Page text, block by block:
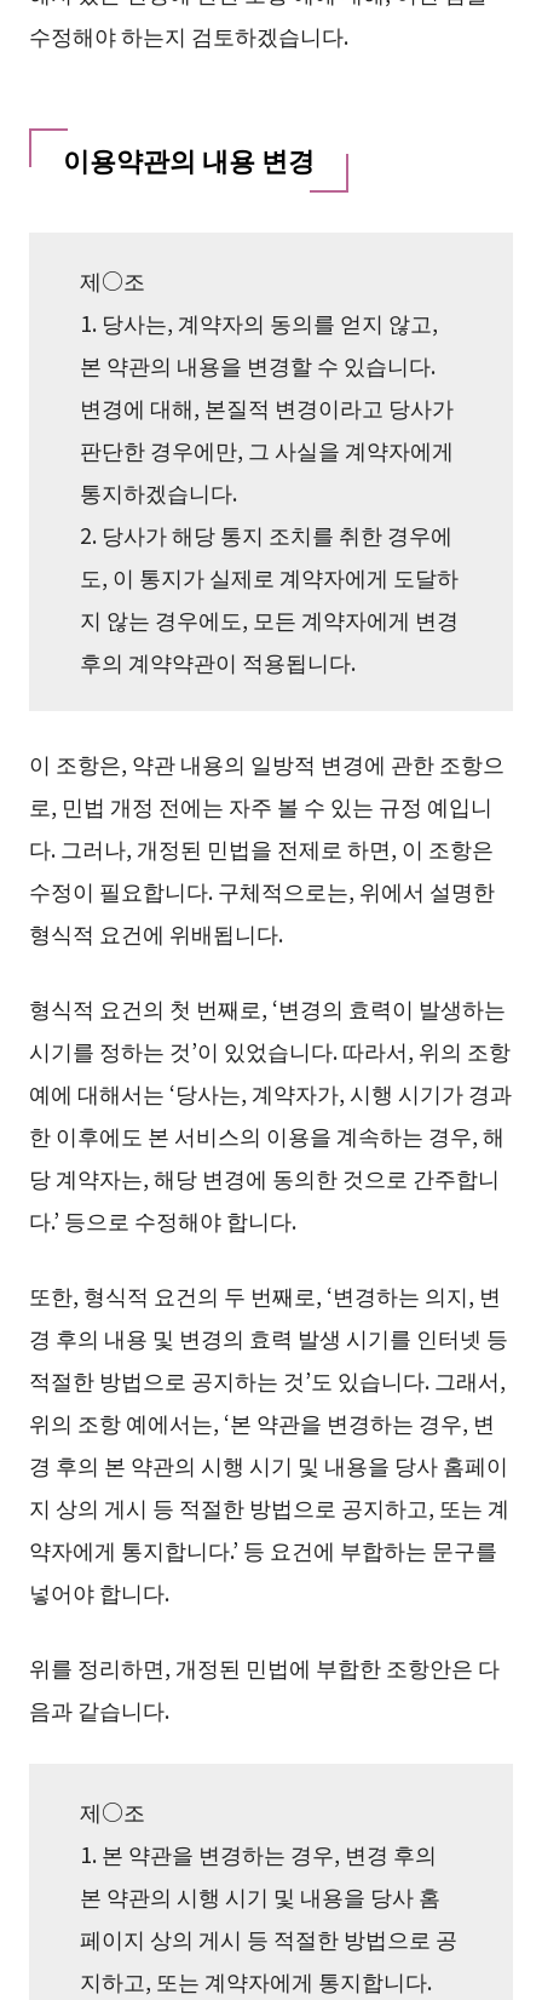
수정해야 하는지 검토하겠습니다.
이용약관의 내용 변경
제○조
1. 당사는, 계약자의 동의를 얻지 않고,
본 약관의 내용을 변경할 수 있습니다.
변경에 대해, 본질적 변경이라고 당사가
판단한 경우에만, 그 사실을 계약자에게
통지하겠습니다.
2. 당사가 해당 통지 조치를 취한 경우에
도, 이 통지가 실제로 계약자에게 도달하
지 않는 경우에도, 모든 계약자에게 변경
후의 계약약관이 적용됩니다.
이 조항은, 약관 내용의 일방적 변경에 관한 조항으
로, 민법 개정 전에는 자주 볼 수 있는 규정 예입니
다. 그러나, 개정된 민법을 전제로 하면, 이 조항은
수정이 필요합니다. 구체적으로는, 위에서 설명한
형식적 요건에 위배됩니다.
형식적 요건의 첫 번째로, ‘변경의 효력이 발생하는
시기를 정하는 것’이 있었습니다. 따라서, 위의 조항
예에 대해서는 ‘당사는, 계약자가, 시행 시기가 경과
한 이후에도 본 서비스의 이용을 계속하는 경우, 해
당 계약자는, 해당 변경에 동의한 것으로 간주합니
다.’ 등으로 수정해야 합니다.
또한, 형식적 요건의 두 번째로, ‘변경하는 의지, 변
경 후의 내용 및 변경의 효력 발생 시기를 인터넷 등
적절한 방법으로 공지하는 것’도 있습니다. 그래서,
위의 조항 예에서는, ‘본 약관을 변경하는 경우, 변
경 후의 본 약관의 시행 시기 및 내용을 당사 홈페이
지 상의 게시 등 적절한 방법으로 공지하고, 또는 계
약자에게 통지합니다.’ 등 요건에 부합하는 문구를
넣어야 합니다.
위를 정리하면, 개정된 민법에 부합한 조항안은 다
음과 같습니다.
제○조
1. 본 약관을 변경하는 경우, 변경 후의
본 약관의 시행 시기 및 내용을 당사 홈
페이지 상의 게시 등 적절한 방법으로 공
지하고, 또는 계약자에게 통지합니다.